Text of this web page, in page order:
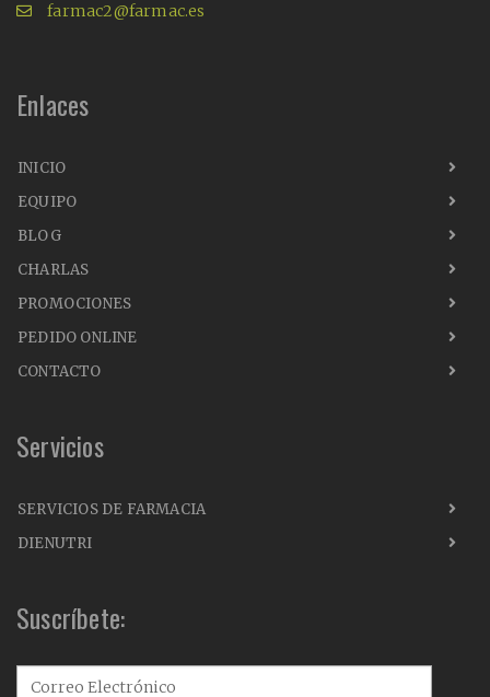
farmac2@farmac.es
Enlaces
INICIO
EQUIPO
BLOG
CHARLAS
PROMOCIONES
PEDIDO ONLINE
CONTACTO
Servicios
SERVICIOS DE FARMACIA
DIENUTRI
Suscríbete: